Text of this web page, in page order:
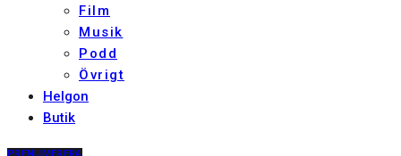
Film
Musik
Podd
Övrigt
Helgon
Butik